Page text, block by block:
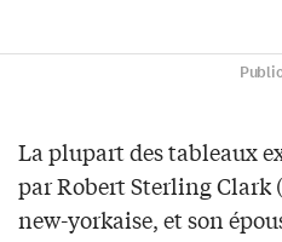
La plupart des tableaux
par Robert Sterling Clark
new-yorkaise, et son